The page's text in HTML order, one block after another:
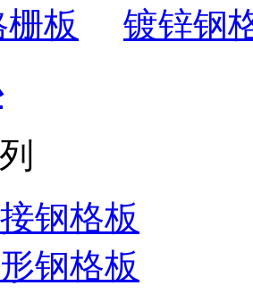
板 镀锌钢
钢格板
钢格板